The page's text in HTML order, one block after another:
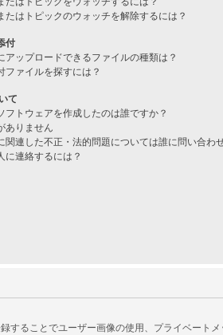
たはトピックのウォッチを解除するには？
付
アップロードできるファイルの種類は？
ファイルを探すには？
て
フトウェアを作成したのは誰ですか？
ありません
関連した不正・法的問題については誰に問い合わ
に連絡するには？
ることでユーザー画像の使用、プライベート